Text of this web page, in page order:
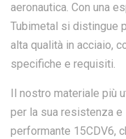
aeronautica. Con una
Tubimetal si distingue
alta qualità in acciaio,
specifiche e requisiti.
Il nostro materiale più
per la sua resistenza e
performante 15CDV6,